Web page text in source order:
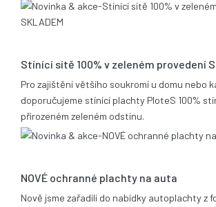
Stínící sítě 100% v zeleném provedení
Pro zajištění většího soukromí u domu nebo
doporučujeme stínící plachty PloteS 100%
přirozeném zeleném odstínu.
NOVÉ ochranné plachty na auta
Nově jsme zařadili do nabídky autoplachty z